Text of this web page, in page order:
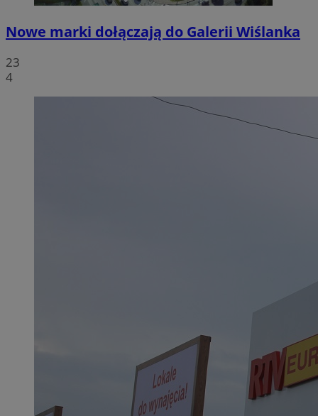
Nowe marki dołączają do Galerii Wiślanka
23
4